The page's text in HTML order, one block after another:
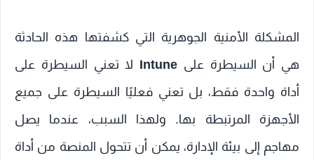
المشكلة الأمنية الجوهرية التي كشفتها هذه الحادثة
هي أن السيطرة على Intune لا تعني السيطرة على
أداة واحدة فقط، بل تعني فعليًا السيطرة على جميع
الأجهزة المرتبطة بها. ولهذا السبب، عندما يصل
مهاجم إلى بيئة الإدارة، يمكن أن تتحول المنصة من أداة